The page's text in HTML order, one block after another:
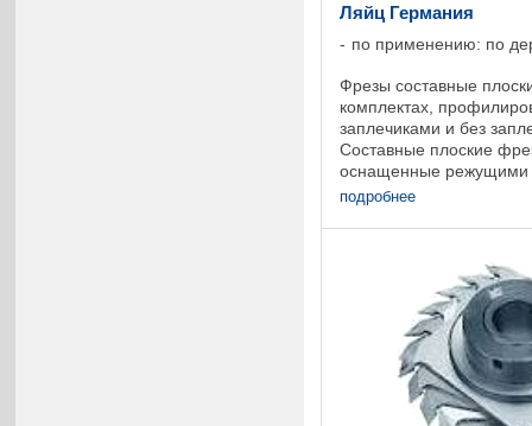
Ляйц Германия
по применению: по
Фрезы составные
комплектах,
заплечиками и без
Составные плоские
оснащенные режущими
Варьируемая
подробнее